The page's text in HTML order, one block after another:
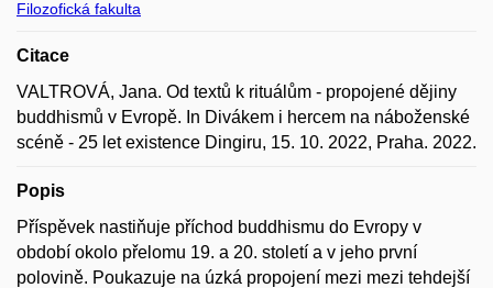
Filozofická fakulta
Citace
VALTROVÁ, Jana. Od textů k rituálům - propojené dějiny
buddhismů v Evropě. In Divákem i hercem na náboženské
scéně - 25 let existence Dingiru, 15. 10. 2022, Praha. 2022.
Popis
Příspěvek nastiňuje příchod buddhismu do Evropy v
období okolo přelomu 19. a 20. století a v jeho první
polovině. Poukazuje na úzká propojení mezi mezi tehdejší